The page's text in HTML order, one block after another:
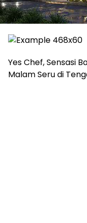
Yes Chef, Sensasi
Malam Seru di